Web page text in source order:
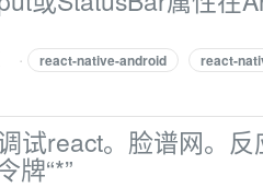
· react-native-android react-
试react。脸谱网。
牌“*”